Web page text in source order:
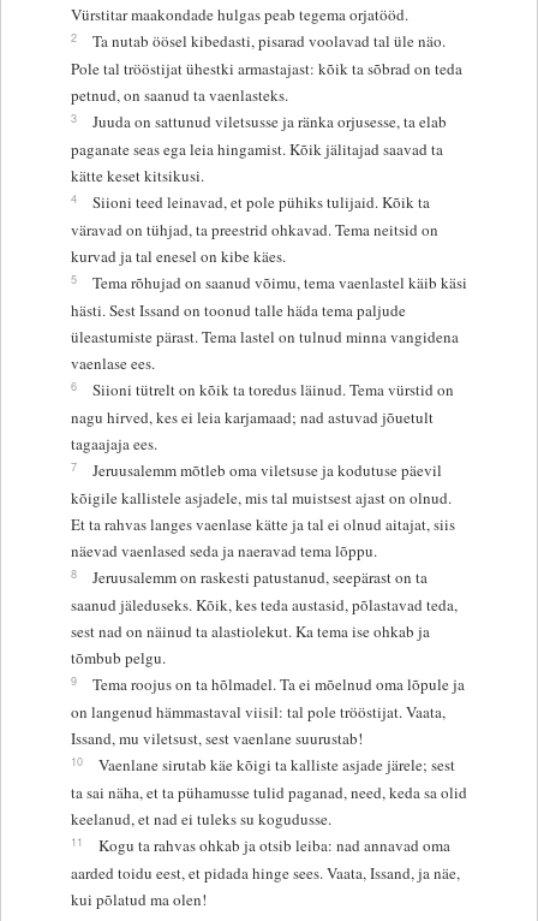
Vürstitar maakondade hulgas peab tegema orjatööd.
2
Ta nutab öösel kibedasti, pisarad voolavad tal üle näo.
Pole tal trööstijat ühestki armastajast: kõik ta sõbrad on teda
petnud, on saanud ta vaenlasteks.
3
Juuda on sattunud viletsusse ja ränka orjusesse, ta elab
paganate seas ega leia hingamist. Kõik jälitajad saavad ta
kätte keset kitsikusi.
4
Siioni teed leinavad, et pole pühiks tulijaid. Kõik ta
väravad on tühjad, ta preestrid ohkavad. Tema neitsid on
kurvad ja tal enesel on kibe käes.
5
Tema rõhujad on saanud võimu, tema vaenlastel käib käsi
hästi. Sest Issand on toonud talle häda tema paljude
üleastumiste pärast. Tema lastel on tulnud minna vangidena
vaenlase ees.
6
Siioni tütrelt on kõik ta toredus läinud. Tema vürstid on
nagu hirved, kes ei leia karjamaad; nad astuvad jõuetult
tagaajaja ees.
7
Jeruusalemm mõtleb oma viletsuse ja kodutuse päevil
kõigile kallistele asjadele, mis tal muistsest ajast on olnud.
Et ta rahvas langes vaenlase kätte ja tal ei olnud aitajat, siis
näevad vaenlased seda ja naeravad tema lõppu.
8
Jeruusalemm on raskesti patustanud, seepärast on ta
saanud jäleduseks. Kõik, kes teda austasid, põlastavad teda,
sest nad on näinud ta alastiolekut. Ka tema ise ohkab ja
tõmbub pelgu.
9
Tema roojus on ta hõlmadel. Ta ei mõelnud oma lõpule ja
on langenud hämmastaval viisil: tal pole trööstijat. Vaata,
Issand, mu viletsust, sest vaenlane suurustab!
10
Vaenlane sirutab käe kõigi ta kalliste asjade järele; sest
ta sai näha, et ta pühamusse tulid paganad, need, keda sa olid
keelanud, et nad ei tuleks su kogudusse.
11
Kogu ta rahvas ohkab ja otsib leiba: nad annavad oma
aarded toidu eest, et pidada hinge sees. Vaata, Issand, ja näe,
kui põlatud ma olen!